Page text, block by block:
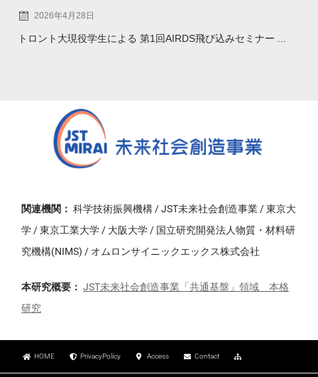
2026年4月28日
トロント大現役学生による 第1回AIRDS飛び込みセミナー ...
関連機関： 科学技術振興機構 / JST未来社会創造事業 / 東京大
学 / 東京工業大学 / 大阪大学 / 国立研究開発法人物質・材料研
究機構(NIMS) / オムロンサイニックエックス株式会社
本研究概要： JST未来社会創造事業「共通基盤」領域 本格
研究
HOME PrivacyPolicy Access Contact